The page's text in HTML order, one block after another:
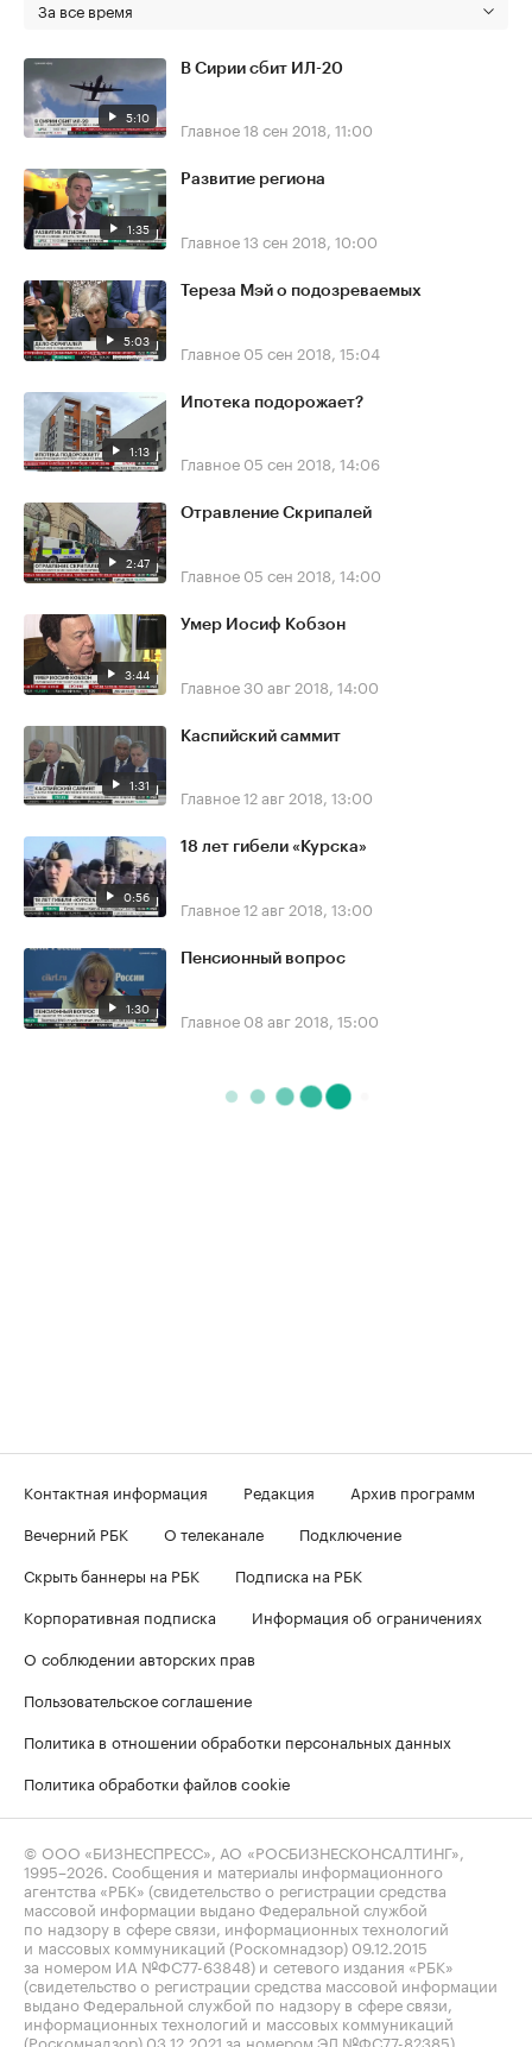
За все время
5:10
В Сирии сбит ИЛ-20
Главное18 сен 2018, 11:00
1:35
Развитие региона
Главное13 сен 2018, 10:00
5:03
Тереза Мэй о подозреваемых
Главное 05 сен 2018, 15:04
1:13
Ипотека подорожает?
Главное 05 сен 2018, 14:06
2:47
Отравление Скрипалей
Главное 05 сен 2018, 14:00
3:44
Умер Иосиф Кобзон
Главное30 авг 2018, 14:00
1:31
Каспийский саммит
Главное12 авг 2018, 13:00
0:56
18 лет гибели «Курска»
Главное12 авг 2018, 13:00
1:30
Пенсионный вопрос
Главное 08 авг 2018, 15:00
Контактная информация Редакция
Архив программ
Вечерний РБК
О телеканале
Подключение
Скрыть баннеры на РБК
Подписка на РБК
Корпоративная подписка
Информация об ограничениях
О соблюдении авторских прав
Пользовательское соглашение
Политика в отношении обработки персональных данных
Политика обработки файлов cookie
© ООО «БИЗНЕСПРЕСС», АО «РОСБИЗНЕСКОНСАЛТИНГ»,
1995–2026 . Сообщения и материалы информационного
агентства «РБК» (свидетельство о регистрации средства
массовой информации выдано Федеральной службой
по надзору в сфере связи, информационных технологий
и массовых коммуникаций (Роскомнадзор) 09.12.2015
за номером ИА №ФС77-63848) и сетевого издания «РБК»
(свидетельство о регистрации средства массовой информации
выдано Федеральной службой по надзору в сфере связи,
информационных технологий и массовых коммуникаций
(Роскомнадзор) 03.12.2021 за номером ЭЛ №ФС77-82385)